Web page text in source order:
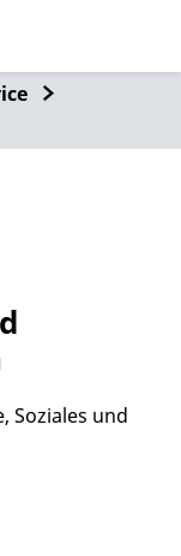
Soziales und